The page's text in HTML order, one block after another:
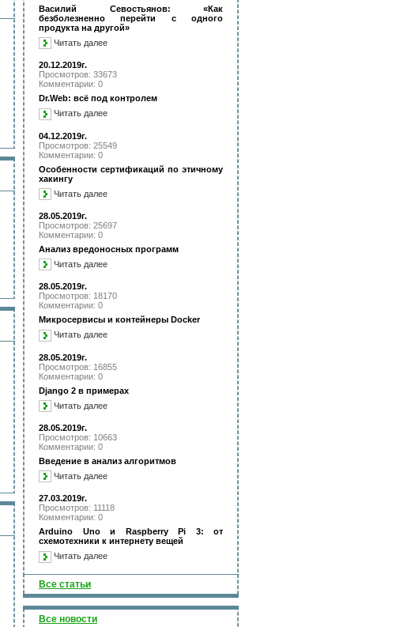
Василий Севостьянов: «Как
безболезненно перейти с одного
продукта на другой»
Читать далее
20.12.2019г.
Просмотров: 33673
Комментарии: 0
Dr.Web: всё под контролем
Читать далее
04.12.2019г.
Просмотров: 25549
Комментарии: 0
Особенности сертификаций по этичному
хакингу
Читать далее
28.05.2019г.
Просмотров: 25697
Комментарии: 0
Анализ вредоносных программ
Читать далее
28.05.2019г.
Просмотров: 18170
Комментарии: 0
Микросервисы и контейнеры Docker
Читать далее
28.05.2019г.
Просмотров: 16855
Комментарии: 0
Django 2 в примерах
Читать далее
28.05.2019г.
Просмотров: 10663
Комментарии: 0
Введение в анализ алгоритмов
Читать далее
27.03.2019г.
Просмотров: 11118
Комментарии: 0
Arduino Uno и Raspberry Pi 3: от
схемотехники к интернету вещей
Читать далее
Все статьи
Все новости